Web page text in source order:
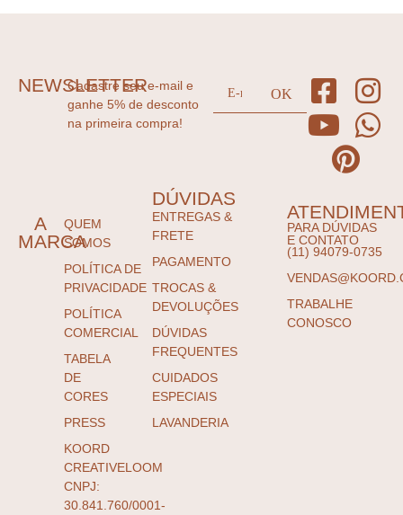
NEWSLETTER
Cadastre seu e-mail e
ganhe 5% de desconto
na primeira compra!
A
MARCA
QUEM
SOMOS
POLÍTICA DE
PRIVACIDADE
POLÍTICA
COMERCIAL
TABELA
DE
CORES
PRESS
KOORD
CREATIVELOOM
CNPJ:
30.841.760/0001-
DÚVIDAS
ENTREGAS &
FRETE
PAGAMENTO
TROCAS &
DEVOLUÇÕES
DÚVIDAS
FREQUENTES
CUIDADOS
ESPECIAIS
LAVANDERIA
PARA DÚVIDAS
E CONTATO
(11) 94079-0735
TRABALHE
CONOSCO